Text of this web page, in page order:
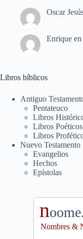
Oscar
Enrique en
Libros bíblicos
Antiguo
Pentateuco
Libros
Libros
Libros
Nuevo Testamento
Evangelios
Hechos
Epístolas
n
Nombres &